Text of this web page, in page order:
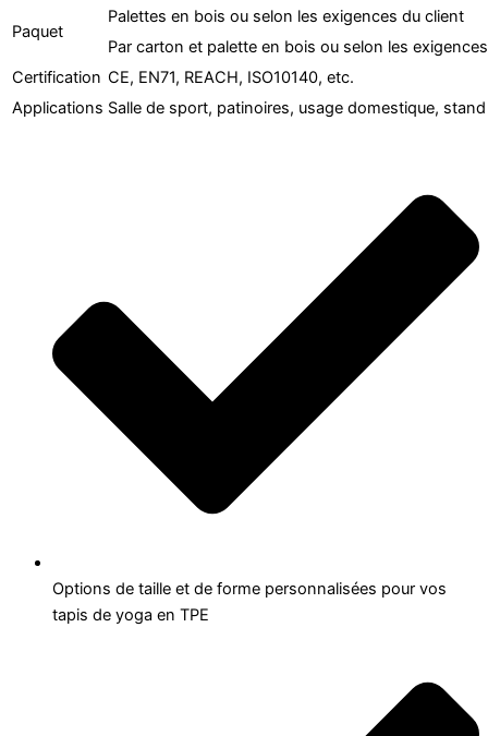
Paquet
Palettes en bois ou selon les exigences du client
Par carton et palette en bois ou selon les
Certification CE, EN71, REACH, ISO10140, etc.
Applications Salle de sport, patinoires, usage domestique,
Options de taille et de forme personnalisées pour vos
tapis de yoga en TPE